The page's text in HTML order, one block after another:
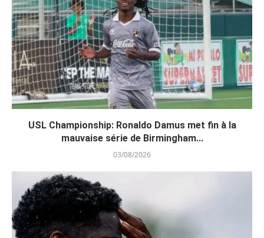
USL Championship: Ronaldo Damus met fin à la
mauvaise série de Birmingham...
03/08/2026